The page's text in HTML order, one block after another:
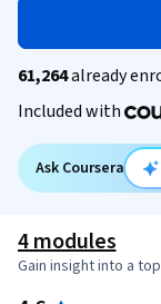
61,264already
Included with
Ask Coursera
4 modules
Gain insight into a